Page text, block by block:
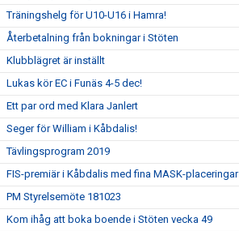
Träningshelg för U10-U16 i Hamra!
Återbetalning från bokningar i Stöten
Klubblägret är inställt
Lukas kör EC i Funäs 4-5 dec!
Ett par ord med Klara Janlert
Seger för William i Kåbdalis!
Tävlingsprogram 2019
FIS-premiär i Kåbdalis med fina MASK-placeringar
PM Styrelsemöte 181023
Kom ihåg att boka boende i Stöten vecka 49